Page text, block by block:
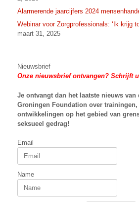
Alarmerende jaarcijfers 2024
Webinar voor Zorgprofessionals: ‘Ik krijg
maart 31, 2025
Nieuwsbrief
Onze nieuwsbrief ontvangen? Schrijft
Je ontvangt dan het laatste nieuws van
Groningen Foundation over
ontwikkelingen op het gebied van
seksueel gedrag!
Email
Name